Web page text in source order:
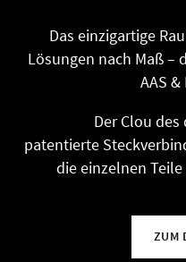
Das einzigartige
Lösungen nach Maß –
AAS
Der Clou
patentierte
die einzelnen
ZUM